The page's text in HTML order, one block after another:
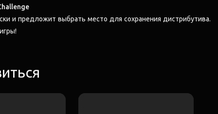
и предложит выбрать место для сохранения дистрибутива.